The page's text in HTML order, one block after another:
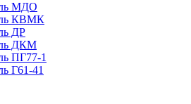
МДО
КВМК
ДР
ДКМ
ПГ77-1
Г61-41